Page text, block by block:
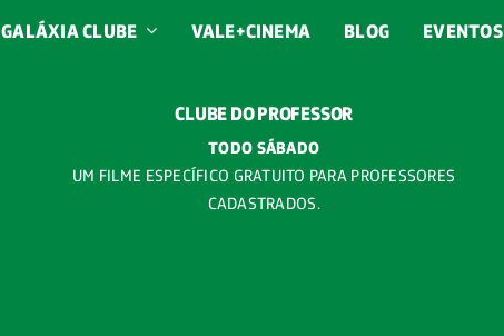
GALÁXIA CLUBE VALE+CINEMA BLOG EVENTOS
CLUBE DO PROFESSOR
TODO SÁBADO
UM FILME ESPECÍFICO GRATUITO PARA PROFESSORES
CADASTRADOS.